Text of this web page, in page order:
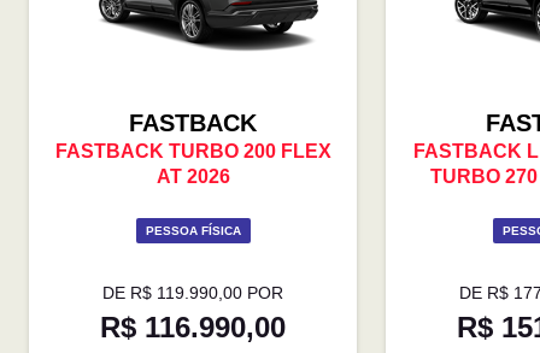
FASTBACK
FASTBACK TURBO 200 FLEX
AT 2026
PESSOA FÍSICA
DE R$ 119.990,00 POR
R$ 116.990,00
FASTBACK
TURBO
DE R$
R$